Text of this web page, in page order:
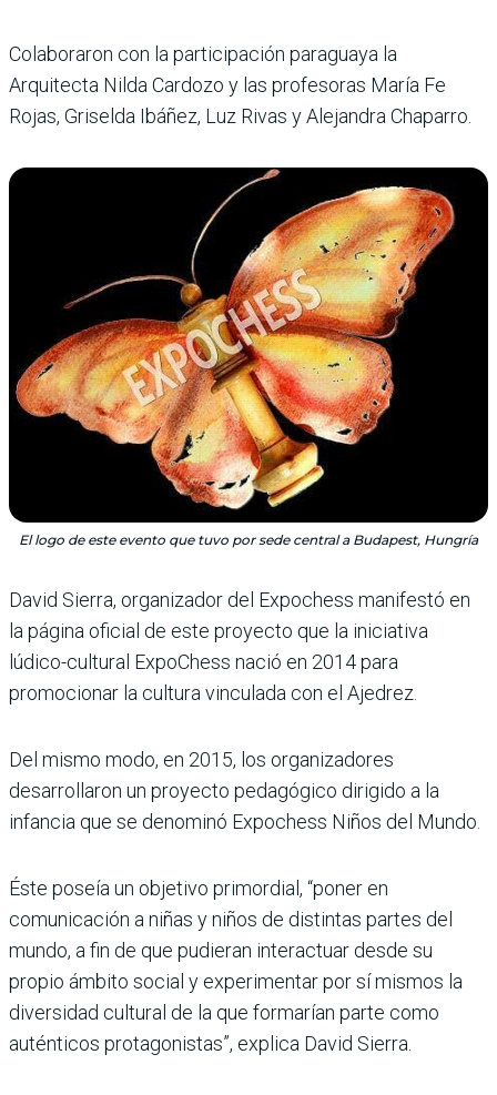
Colaboraron con la participación paraguaya la
Arquitecta Nilda Cardozo y las profesoras María Fe
Rojas, Griselda Ibáñez, Luz Rivas y Alejandra Chaparro.
El logo de este evento que tuvo por sede central a Budapest, Hungría
David Sierra, organizador del Expochess manifestó en
la página oficial de este proyecto que la iniciativa
lúdico-cultural ExpoChess nació en 2014 para
promocionar la cultura vinculada con el Ajedrez.
Del mismo modo, en 2015, los organizadores
desarrollaron un proyecto pedagógico dirigido a la
infancia que se denominó Expochess Niños del Mundo.
Éste poseía un objetivo primordial, “poner en
comunicación a niñas y niños de distintas partes del
mundo, a fin de que pudieran interactuar desde su
propio ámbito social y experimentar por sí mismos la
diversidad cultural de la que formarían parte como
auténticos protagonistas”, explica David Sierra.